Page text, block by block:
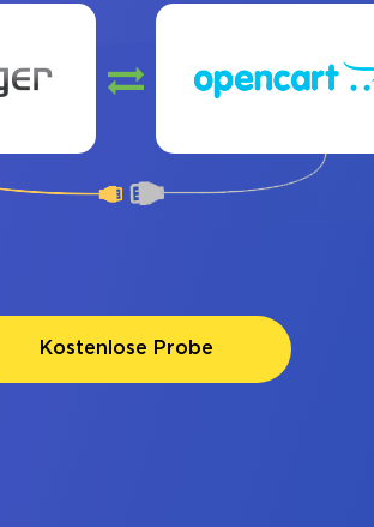
Kostenlose Probe